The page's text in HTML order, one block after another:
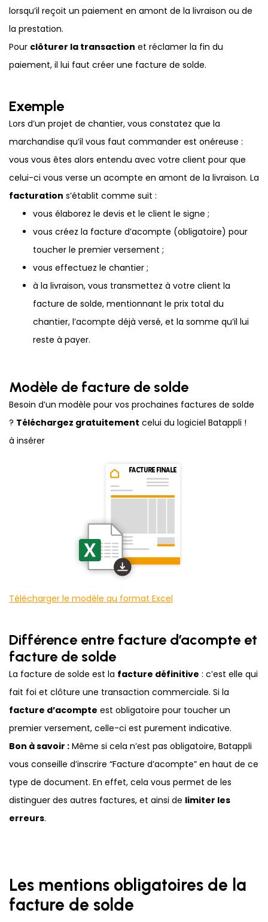
lorsqu’il reçoit un paiement en amont de la livraison ou de
la prestation.
Pour clôturer la transaction et réclamer la fin du
paiement, il lui faut créer une facture de solde.
Exemple
Lors d’un projet de chantier, vous constatez que la
marchandise qu’il vous faut commander est onéreuse :
vous vous êtes alors entendu avec votre client pour que
celui-ci vous verse un acompte en amont de la livraison. La
facturation s’établit comme suit :
vous élaborez le devis et le client le signe ;
vous créez la facture d’acompte (obligatoire) pour
toucher le premier versement ;
vous effectuez le chantier ;
à la livraison, vous transmettez à votre client la
facture de solde, mentionnant le prix total du
chantier, l’acompte déjà versé, et la somme qu’il lui
reste à payer.
Modèle de facture de solde
Besoin d’un modèle pour vos prochaines factures de solde
? Téléchargez gratuitement celui du logiciel Batappli !
à insérer
Télécharger le modèle au format Excel
Différence entre facture d’acompte et
facture de solde
La facture de solde est la facture définitive : c’est elle qui
fait foi et clôture une transaction commerciale. Si la
facture d’acompte est obligatoire pour toucher un
premier versement, celle-ci est purement indicative.
Bon à savoir : Même si cela n’est pas obligatoire, Batappli
vous conseille d’inscrire “Facture d’acompte” en haut de ce
type de document. En effet, cela vous permet de les
distinguer des autres factures, et ainsi de limiter les
erreurs.
Les mentions obligatoires de la
facture de solde